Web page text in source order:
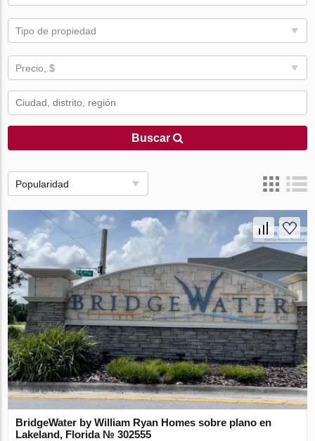
Tipo de propiedad
Precio, $
Buscar
Popularidad
BridgeWater by William Ryan Homes sobre plano en
Lakeland, Florida № 302555